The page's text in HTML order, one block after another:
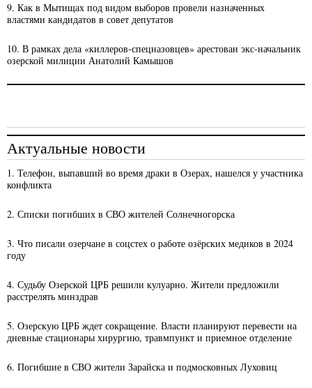
9. Как в Мытищах под видом выборов провели назначенных
властями кандидатов в совет депутатов
10. В рамках дела «киллеров-спецназовцев» арестован экс-начальник
озерской милиции Анатолий Камышов
Актуальные новости
1. Телефон, выпавший во время драки в Озерах, нашелся у участника
конфликта
2. Списки погибших в СВО жителей Солнечногорска
3. Что писали озерчане в соцстех о работе озёрских медиков в 2024
году
4. Судьбу Озерской ЦРБ решили кулуарно. Жители предложили
расстрелять минздрав
5. Озерскую ЦРБ ждет сокращение. Власти планируют перевести на
дневные стационары хирургию, травмпункт и приемное отделение
6. Погибшие в СВО жители Зарайска и подмосковных Луховиц